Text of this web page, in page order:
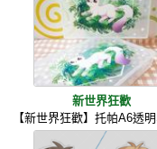
新世界狂歡
【新世界狂歡】托帕A6透